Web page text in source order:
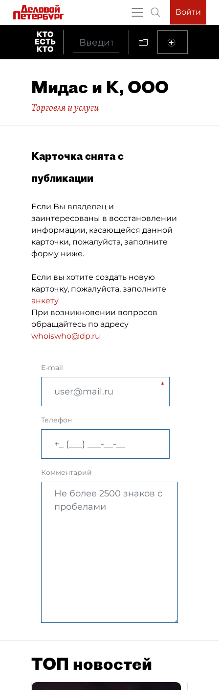
Войти
Мидас и К, ООО
Торговля и услуги
Карточка снята с
публикации
Если Вы владелец и
заинтересованы в восстановлении
информации, касающейся данной
карточки, пожалуйста, заполните
форму ниже.
Если вы хотите создать новую
карточку, пожалуйста, заполните
анкету
При возникновении вопросов
обращайтесь по адресу
whoiswho@dp.ru
E-mail
Телефон
Комментарий
ТОП новостей